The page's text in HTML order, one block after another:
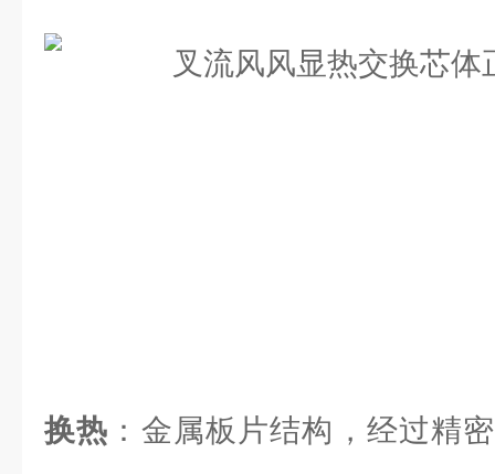
换热 ：金属板片结构，经过精